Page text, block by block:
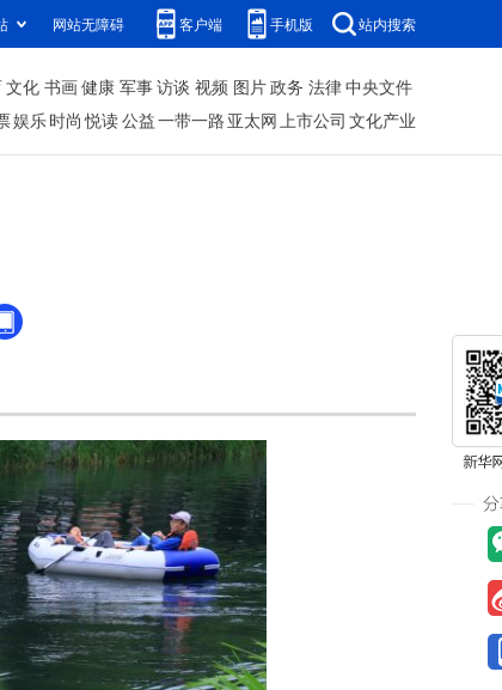
网站无障碍 客户端 手机版 站内搜索
文化 书画健康 军事访谈 视频 图片政务 法律中央文件
娱乐时尚 悦读公益一带一路 亚太网上市公司 文化产业